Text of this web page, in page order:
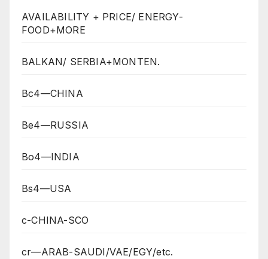
AVAILABILITY + PRICE/ ENERGY-
FOOD+MORE
BALKAN/ SERBIA+MONTEN.
Bc4—CHINA
Be4—RUSSIA
Bo4—INDIA
Bs4—USA
c-CHINA-SCO
cr—ARAB-SAUDI/VAE/EGY/etc.